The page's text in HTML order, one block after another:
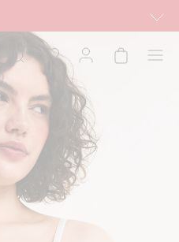
włączonych w ofertę, również z
i Newbie oraz na kappahl.com. Ofert
Dziecko
Niemowlę